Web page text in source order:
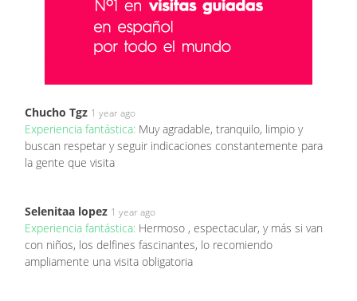
Chucho Tgz 1 year ago
Experiencia fantástica: Muy agradable, tranquilo, limpio y
buscan respetar y seguir indicaciones constantemente para
la gente que visita
Selenitaa lopez 1 year ago
Experiencia fantástica: Hermoso , espectacular, y más si van
con niños, los delfines fascinantes, lo recomiendo
ampliamente una visita obligatoria